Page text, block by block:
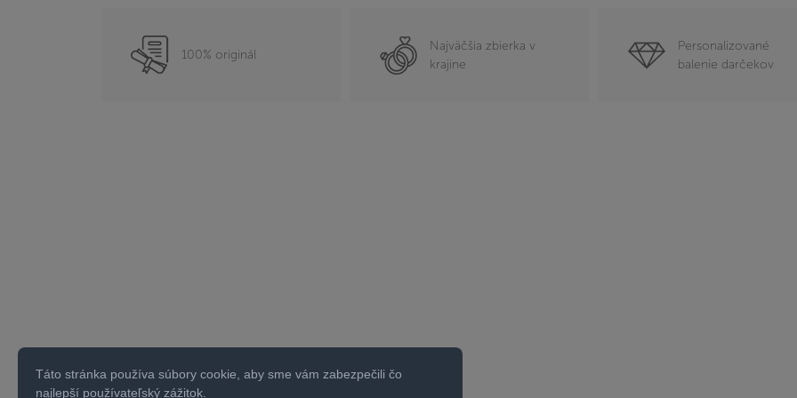
100% originál
Najväčšia zbierka v
krajine
Personalizované
balenie darčekov
Táto stránka používa súbory cookie, aby sme vám zabezpečili čo
najlepší používateľský zážitok.